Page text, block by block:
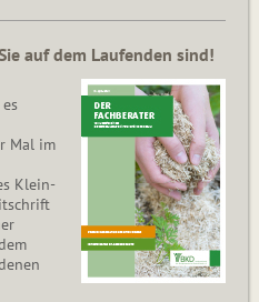
auf dem Laufenden sind!
Mal im
Klein­